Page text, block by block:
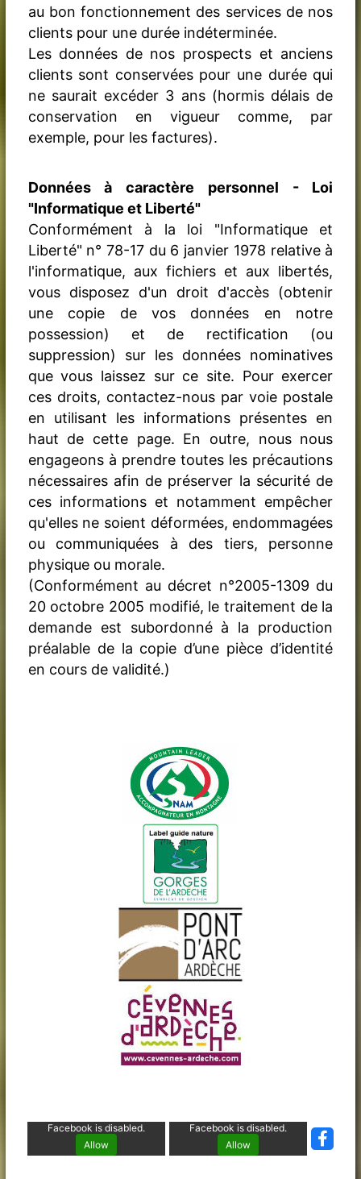
au bon fonctionnement des services de nos
clients pour une durée indéterminée.
Les données de nos prospects et anciens
clients sont conservées pour une durée qui
ne saurait excéder 3 ans (hormis délais de
conservation en vigueur comme, par
exemple, pour les factures).
Données à caractère personnel - Loi
"Informatique et Liberté"
Conformément à la loi "Informatique et
Liberté" n° 78-17 du 6 janvier 1978 relative à
l'informatique, aux fichiers et aux libertés,
vous disposez d'un droit d'accès (obtenir
une copie de vos données en notre
possession) et de rectification (ou
suppression) sur les données nominatives
que vous laissez sur ce site. Pour exercer
ces droits, contactez-nous par voie postale
en utilisant les informations présentes en
haut de cette page. En outre, nous nous
engageons à prendre toutes les précautions
nécessaires afin de préserver la sécurité de
ces informations et notamment empêcher
qu'elles ne soient déformées, endommagées
ou communiquées à des tiers, personne
physique ou morale.
(Conformément au décret n°2005-1309 du
20 octobre 2005 modifié, le traitement de la
demande est subordonné à la production
préalable de la copie d’une pièce d’identité
en cours de validité.)
Facebook is disabled.
Allow
Facebook is disabled.
Allow